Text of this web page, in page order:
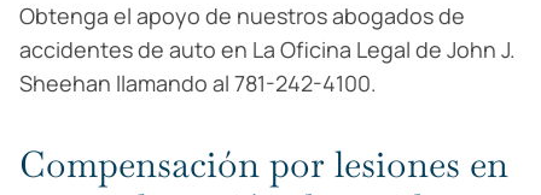
Obtenga el apoyo de nuestros abogados de
accidentes de auto en La Oficina Legal de John J.
Sheehan llamando al 781-242-4100.
Compensación por lesiones en